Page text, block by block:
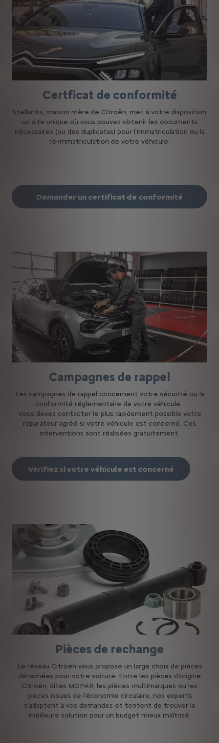
Certficat de conformité
Stellantis, maison mère de Citroën, met à votre disposition
un site unique où vous pouvez obtenir les documents
nécessaires (ou des duplicatas) pour l'immatriculation ou la
ré-immatriculation de votre véhicule.
Demander un certificat de conformité
Campagnes de rappel
Les campagnes de rappel concernent votre sécurité ou la
conformité réglementaire de votre véhicule.
Vous devez contacter le plus rapidement possible votre
réparateur agréé si votre véhicule est concerné. Ces
interventions sont réalisées gratuitement.
Vérifiez si votre véhicule est concerné
Pièces de rechange
Le réseau Citroën vous propose un large choix de pièces
détachées pour votre voiture. Entre les pièces d'origine
Citroën, dites MOPAR, les pièces multimarques ou les
pièces issues de l'économie circulaire, nos experts
s'adaptent à vos demandes et tentent de trouver la
meilleure solution pour un budget mieux maîtrisé.